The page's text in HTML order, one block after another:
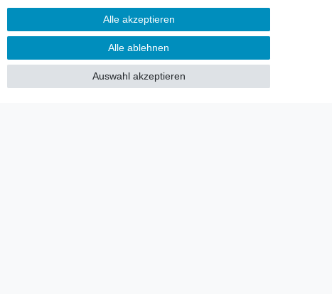
Sie möchten über neu eingetroffene
Lagerware oder Neuheiten
allgemein informiert werden?
Alle akzeptieren
Alle ablehnen
Auswahl akzeptieren